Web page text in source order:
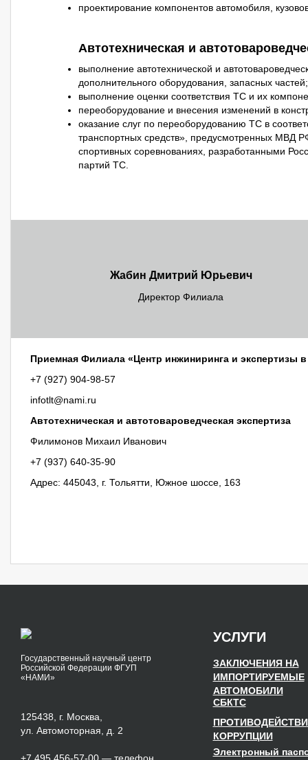
проектирование компонентов автомобиля,
Автотехническая и
выполнение автотехнической и
дополнительного оборудования, запасных частей;
выполнение оценки соответствия ТС и их
переоборудование и внесения изменений в
оказание слуг по переоборудованию ТС в
транспортных средств», предусмотренных МВД
спортивных соревнованиях, разработанными
партий ТС.
Жабин Дмитрий Юрьевич
Директор Филиала
Приемная Филиала «Центр инжиниринга и экспертизы в
+7 (927) 904‐98‐57
infotlt@nami.ru
Автотехническая и автотовароведческая экспертиза
Филимонов Михаил Иванович
+7 (937) 640‐35‐90
Адрес: 445043, г. Тольятти, Южное шоссе, 163
Государственный научный центр
Российской Федерации ФГУП
«НАМИ»
125438, г. Москва,
ул. Автомоторная, д. 2
УСЛУГИ
ЗАКЛЮЧЕНИЯ НА
ИМПОРТИРУЕМЫЕ
АВТОМОБИЛИ
СБКТС
КОРРУПЦИИ
Электронный